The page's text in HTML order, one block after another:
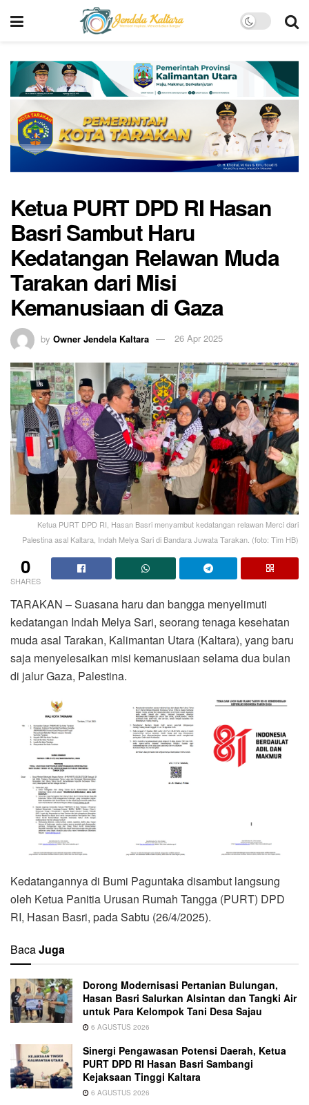
Ketua PURT DPD RI Hasan
Basri Sambut Haru
Kedatangan Relawan Muda
Tarakan dari Misi
Kemanusiaan di Gaza
by Owner Jendela Kaltara 26 Apr 2025
Ketua PURT DPD RI, Hasan Basri menyambut kedatangan relawan Merci dari
Palestina asal Kaltara, Indah Melya Sari di Bandara Juwata Tarakan. (foto: Tim HB)
0
SHARES
TARAKAN – Suasana haru dan bangga menyelimuti
kedatangan Indah Melya Sari, seorang tenaga kesehatan
muda asal Tarakan, Kalimantan Utara (Kaltara), yang baru
saja menyelesaikan misi kemanusiaan selama dua bulan
di jalur Gaza, Palestina.
Kedatangannya di Bumi Paguntaka disambut langsung
oleh Ketua Panitia Urusan Rumah Tangga (PURT) DPD
RI, Hasan Basri, pada Sabtu (26/4/2025).
BacaJuga
Dorong Modernisasi Pertanian Bulungan,
Hasan Basri Salurkan Alsintan dan Tangki Air
untuk Para Kelompok Tani Desa Sajau
6 AGUSTUS 2026
Sinergi Pengawasan Potensi Daerah, Ketua
PURT DPD RI Hasan Basri Sambangi
Kejaksaan Tinggi Kaltara
6 AGUSTUS 2026